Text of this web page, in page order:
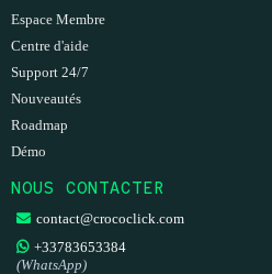
Espace Membre
Centre d'aide
Support 24/7
Nouveautés
Roadmap
Démo
NOUS CONTACTER
contact@crococlick.com
+33783653384
(WhatsApp)